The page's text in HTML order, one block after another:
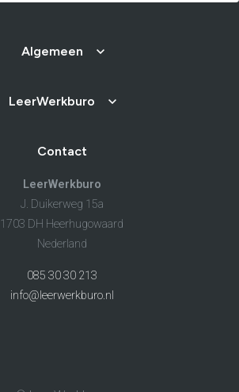
Algemeen
LeerWerkburo
Contact
LeerWerkburo
J. Duikerweg 15a
1703 DH Heerhugowaard
Nederland
085 30 30 213
info@leerwerkburo.nl